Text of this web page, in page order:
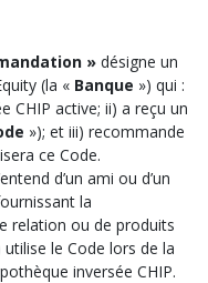
» désigne un
(la « Banque ») qui :
CHIP active; ii) a reçu un
»); et iii) recommande
ce Code.
d’un ami ou d’un
la
relation ou de produits
le Code lors de la
inversée CHIP.